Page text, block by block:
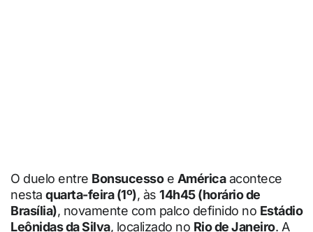
O duelo entre Bonsucessoe Américaacontece
nesta quarta-feira (1º), às 14h45 (horário de
Brasília), novamente com palco definido no Estádio
Leônidas da Silva, localizado no Rio de Janeiro. A